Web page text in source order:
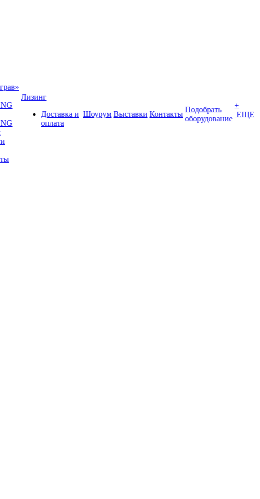
Лизинг
Доставка и
оплата
Шоурум Выставки Контакты
Подобрать
оборудование
+
ЕЩЕ